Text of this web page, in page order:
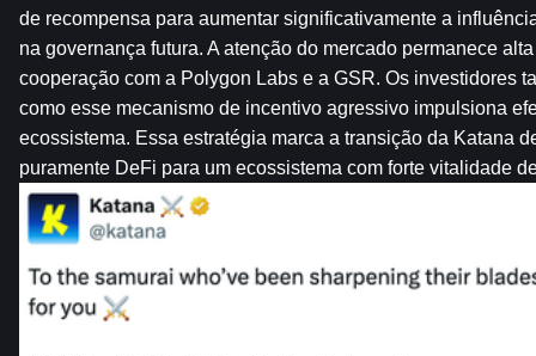
de recompensa para aumentar significativamente a
na governança futura. A atenção do mercado permanece
cooperação com a Polygon Labs e a GSR. Os investidores
como esse mecanismo de incentivo agressivo impulsiona
ecossistema. Essa estratégia marca a transição da Katana
puramente DeFi para um ecossistema com forte vitalidade